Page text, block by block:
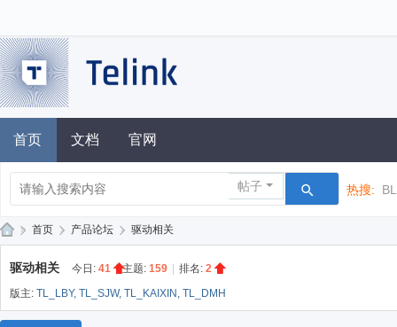
首页 文档 官网
帖子 热搜:
» 首页 › 产品论坛 › 驱动相关
驱动相关 今日: 41 | 主题: 159 排名: 2
版主: TL_LBY, TL_SJW, TL_KAIXIN , TL_DMH